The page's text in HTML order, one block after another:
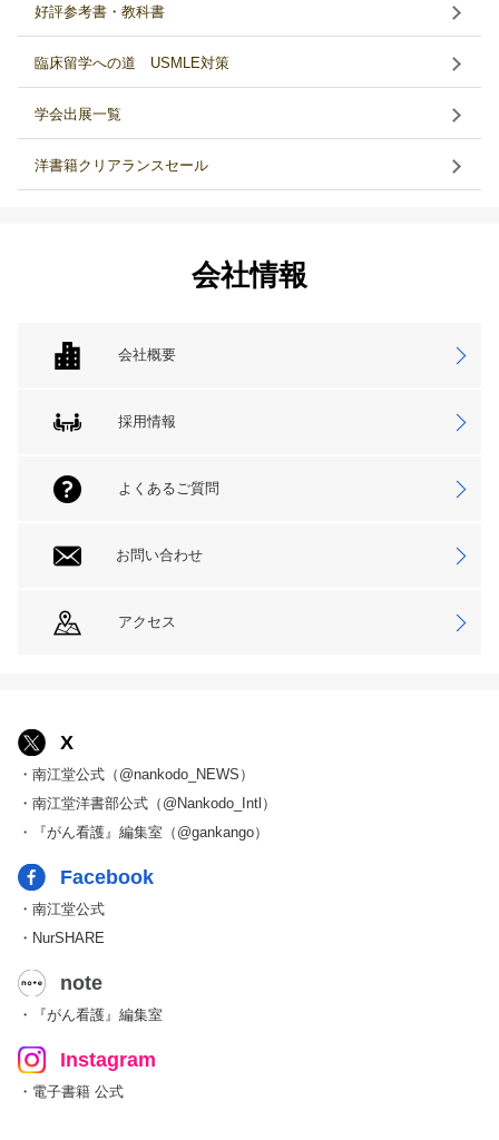
好評参考書・教科書
臨床留学への道 USMLE対策
学会出展一覧
洋書籍クリアランスセール
会社情報
会社概要
採用情報
よくあるご質問
お問い合わせ
アクセス
X
・南江堂公式（@nankodo_NEWS）
・南江堂洋書部公式（@Nankodo_Intl）
・『がん看護』編集室（@gankango）
Facebook
・南江堂公式
・NurSHARE
note
・『がん看護』編集室
Instagram
・電子書籍 公式